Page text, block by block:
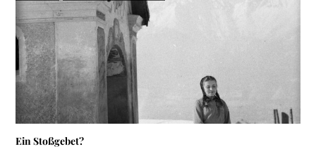
Ein Stoßgebet?